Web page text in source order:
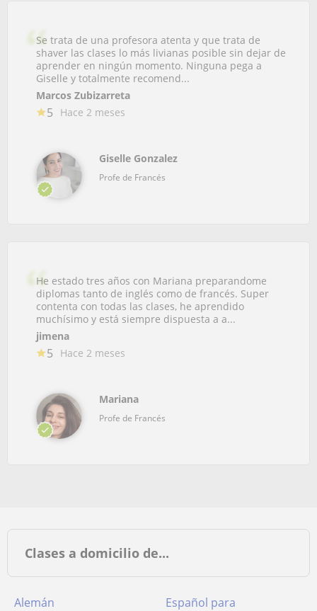
Se trata de una profesora atenta y que trata de
shaver las clases lo más livianas posible sin dejar de
aprender en ningún momento. Ninguna pega a
Giselle y totalmente recomend...
Marcos Zubizarreta
5 Hace 2 meses
Giselle Gonzalez
Profe de Francés
He estado tres años con Mariana preparandome
diplomas tanto de inglés como de francés. Super
contenta con todas las clases, he aprendido
muchísimo y está siempre dispuesta a a...
jimena
5 Hace 2 meses
Mariana
Profe de Francés
Clases a domicilio de...
Alemán
Español para